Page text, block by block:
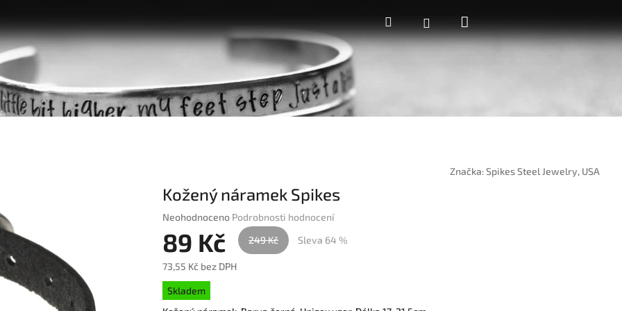
HledatPřihlášeníNákupní
košík
Značka:Spikes Steel Jewelry, USA
Kožený náramek Spikes
Průměrné
produktu
0,0
5
Neohodnoceno Podrobnosti hodnocení
89 Kč 249 Kč Sleva 64 %
73,55 Kč bez DPH
Měrná
cena:
Skladem